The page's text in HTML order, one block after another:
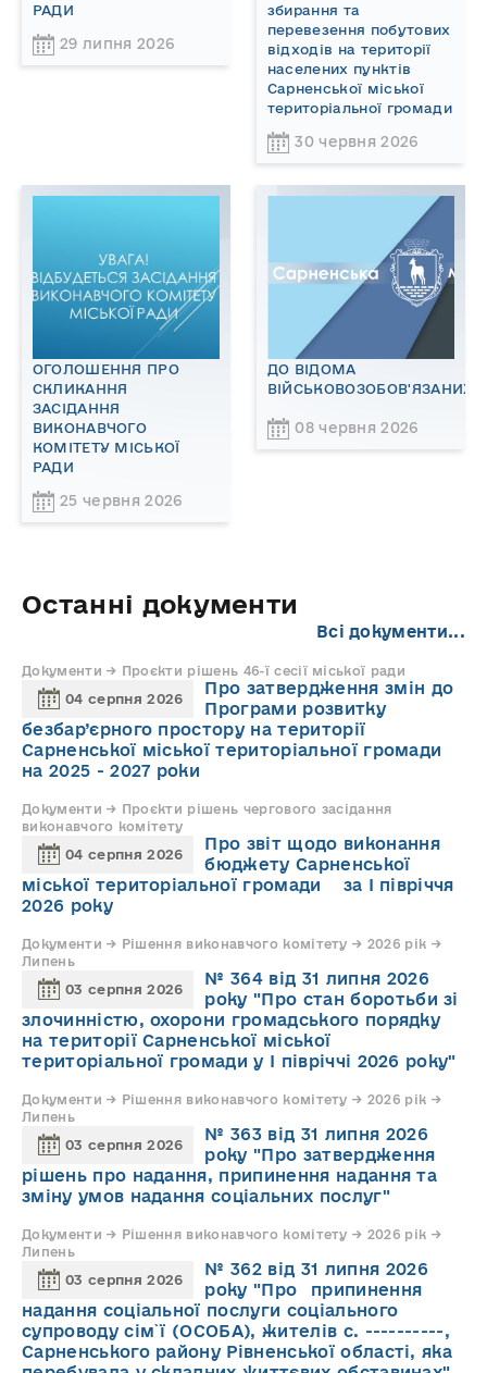
РАДИ
29 липня 2026
збирання та
перевезення побутових
відходів на території
населених пунктів
Сарненської міської
територіальної громади
30 червня 2026
ОГОЛОШЕННЯ ПРО
СКЛИКАННЯ
ЗАСІДАННЯ
ВИКОНАВЧОГО
КОМІТЕТУ МІСЬКОЇ
РАДИ
25 червня 2026
ДО ВІДОМА
ВІЙСЬКОВОЗОБОВ'ЯЗАНИХ!
08 червня 2026
Останні документи
Всі документи...
Документи → Проєкти рішень 46-ї сесії міської ради
04 серпня 2026
Про затвердження змін до
Програми розвитку
безбар’єрного простору на території
Сарненської міської територіальної громади
на 2025 - 2027 роки
Документи → Проєкти рішень чергового засідання
виконавчого комітету
04 серпня 2026
Про звіт щодо виконання
бюджету Сарненської
міської територіальної громади за І півріччя
2026 року
Документи → Рішення виконавчого комітету → 2026 рік →
Липень
03 серпня 2026
№ 364 від 31 липня 2026
року "Про стан боротьби зі
злочинністю, охорони громадського порядку
на території Сарненської міської
територіальної громади у І півріччі 2026 року"
Документи → Рішення виконавчого комітету → 2026 рік →
Липень
03 серпня 2026
№ 363 від 31 липня 2026
року "Про затвердження
рішень про надання, припинення надання та
зміну умов надання соціальних послуг"
Документи → Рішення виконавчого комітету → 2026 рік →
Липень
03 серпня 2026
№ 362 від 31 липня 2026
року "Про припинення
надання соціальної послуги соціального
супроводу cім`ї (ОСОБА), жителів с. ----------,
Сарненського району Рівненської області, яка